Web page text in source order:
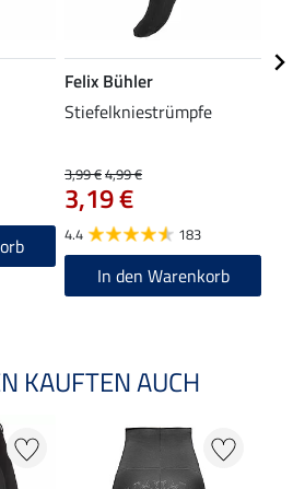
Felix Bühler
Stiefelkniestrümpfe
3,99 €4,99 €
3,19 €
4.4 183
In den Warenkorb
KAUFTEN AUCH